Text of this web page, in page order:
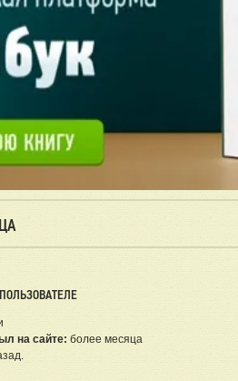
на сайте: более месяца